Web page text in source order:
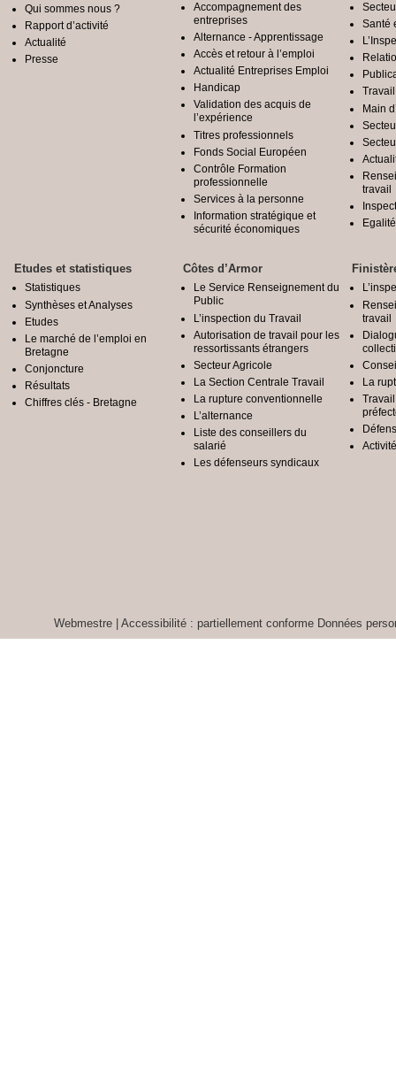
Qui sommes nous ?
Rapport d’activité
Actualité
Presse
Accompagnement des
entreprises
Alternance - Apprentissage
Accès et retour à l’emploi
Actualité Entreprises Emploi
Handicap
Validation des acquis de
l’expérience
Titres professionnels
Fonds Social Européen
Contrôle Formation
professionnelle
Services à la personne
Information stratégique et
sécurité économiques
Santé
Main
travail
Etudes et statistiques
Statistiques
Synthèses et Analyses
Etudes
Le marché de l’emploi en
Bretagne
Conjoncture
Résultats
Chiffres clés - Bretagne
Côtes d’Armor
Le Service Renseignement du
Public
L’inspection du Travail
Autorisation de travail pour les
ressortissants étrangers
Secteur Agricole
La Section Centrale Travail
La rupture conventionnelle
L’alternance
Liste des conseillers du
salarié
Les défenseurs syndicaux
travail
La
Webmestre| Accessibilité : partiellement conforme Données